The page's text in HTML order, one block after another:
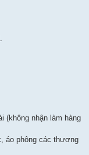
.
(không nhận làm hàng
áo phông các thương